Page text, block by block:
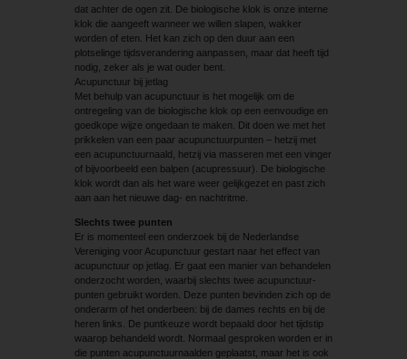
dat achter de ogen zit. De biologische klok is onze interne
klok die aangeeft wanneer we willen slapen, wakker
worden of eten. Het kan zich op den duur aan een
plotselinge tijdsverandering aanpassen, maar dat heeft tijd
nodig, zeker als je wat ouder bent.
Acupunctuur bij jetlag
Met behulp van acupunctuur is het mogelijk om de
ontregeling van de biologische klok op een eenvoudige en
goedkope wijze ongedaan te maken. Dit doen we met het
prikkelen van een paar acupunctuurpunten – hetzij met
een acupunctuurnaald, hetzij via masseren met een vinger
of bijvoorbeeld een balpen (acupressuur). De biologische
klok wordt dan als het ware weer gelijkgezet en past zich
aan aan het nieuwe dag- en nachtritme.
Slechts twee punten
Er is momenteel een onderzoek bij de Nederlandse
Vereniging voor Acupunctuur gestart naar het effect van
acupunctuur op jetlag. Er gaat een manier van behandelen
onderzocht worden, waarbij slechts twee acupunctuur­
punten gebruikt worden. Deze punten bevinden zich op de
onderarm of het onderbeen: bij de dames rechts en bij de
heren links. De puntkeuze wordt bepaald door het tijdstip
waarop behandeld wordt. Normaal gesproken worden er in
die punten acupunctuurnaalden geplaatst, maar het is ook